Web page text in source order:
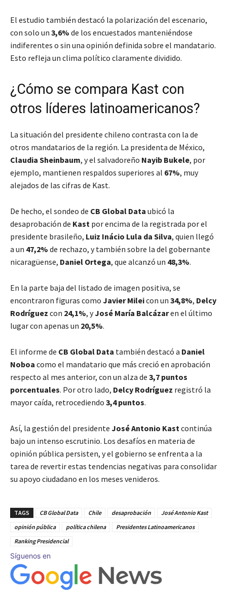
El estudio también destacó la polarización del escenario,
con solo un 3,6% de los encuestados manteniéndose
indiferentes o sin una opinión definida sobre el mandatario.
Esto refleja un clima político claramente dividido.
¿Cómo se compara Kast con
otros líderes latinoamericanos?
La situación del presidente chileno contrasta con la de
otros mandatarios de la región. La presidenta de México,
Claudia Sheinbaum, y el salvadoreño Nayib Bukele, por
ejemplo, mantienen respaldos superiores al 67%, muy
alejados de las cifras de Kast.
De hecho, el sondeo de CB Global Data ubicó la
desaprobación de Kast por encima de la registrada por el
presidente brasileño, Luiz Inácio Lula da Silva, quien llegó
a un 47,2% de rechazo, y también sobre la del gobernante
nicaragüense, Daniel Ortega, que alcanzó un 48,3%.
En la parte baja del listado de imagen positiva, se
encontraron figuras como Javier Mileicon un 34,8%, Delcy
Rodríguez con 24,1%, yJosé María Balcázaren el último
lugar con apenas un 20,5%.
El informe de CB Global Data también destacó a Daniel
Noboa como el mandatario que más creció en aprobación
respecto al mes anterior, con un alza de 3,7 puntos
porcentuales. Por otro lado, Delcy Rodríguez registró la
mayor caída, retrocediendo 3,4 puntos.
Así, la gestión del presidente José Antonio Kastcontinúa
bajo un intenso escrutinio. Los desafíos en materia de
opinión pública persisten, y el gobierno se enfrenta a la
tarea de revertir estas tendencias negativas para consolidar
su apoyo ciudadano en los meses venideros.
TAGS CB Global Data Chile desaprobación
José Antonio Kast
opinión pública
política chilena
Presidentes Latinoamericanos
Ranking Presidencial
Síguenos en